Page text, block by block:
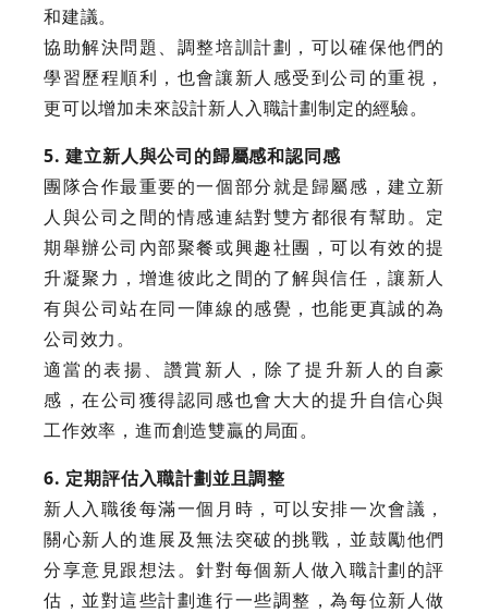
和建議。
協助解決問題、調整培訓計劃，可以確保他們的
學習歷程順利，也會讓新人感受到公司的重視，
更可以增加未來設計新人入職計劃制定的經驗。
5. 建立新人與公司的歸屬感和認同感
團隊合作最重要的一個部分就是歸屬感，建立新
人與公司之間的情感連結對雙方都很有幫助。定
期舉辦公司內部聚餐或興趣社團，可以有效的提
升凝聚力，增進彼此之間的了解與信任，讓新人
有與公司站在同一陣線的感覺，也能更真誠的為
公司效力。
適當的表揚、讚賞新人，除了提升新人的自豪
感，在公司獲得認同感也會大大的提升自信心與
工作效率，進而創造雙贏的局面。
6. 定期評估入職計劃並且調整
新人入職後每滿一個月時，可以安排一次會議，
關心新人的進展及無法突破的挑戰，並鼓勵他們
分享意見跟想法。針對每個新人做入職計劃的評
估，並對這些計劃進行一些調整，為每位新人做